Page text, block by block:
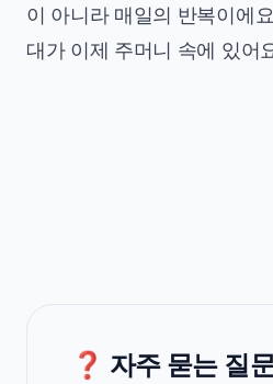
이 아니라 매일의 반복이에
대가 이제 주머니 속에 있어
❓ 자주 묻는 질